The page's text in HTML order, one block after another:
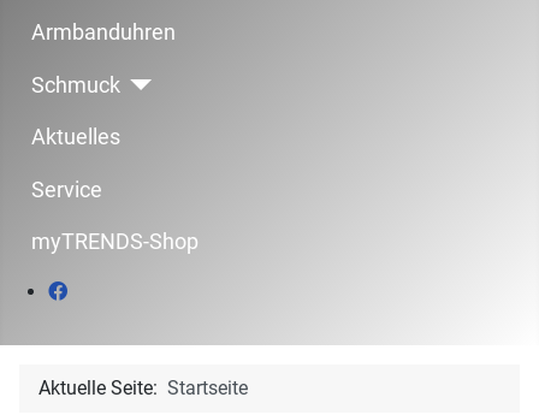
Armbanduhren
Schmuck
Aktuelles
Service
myTRENDS-Shop
Aktuelle Seite: Startseite